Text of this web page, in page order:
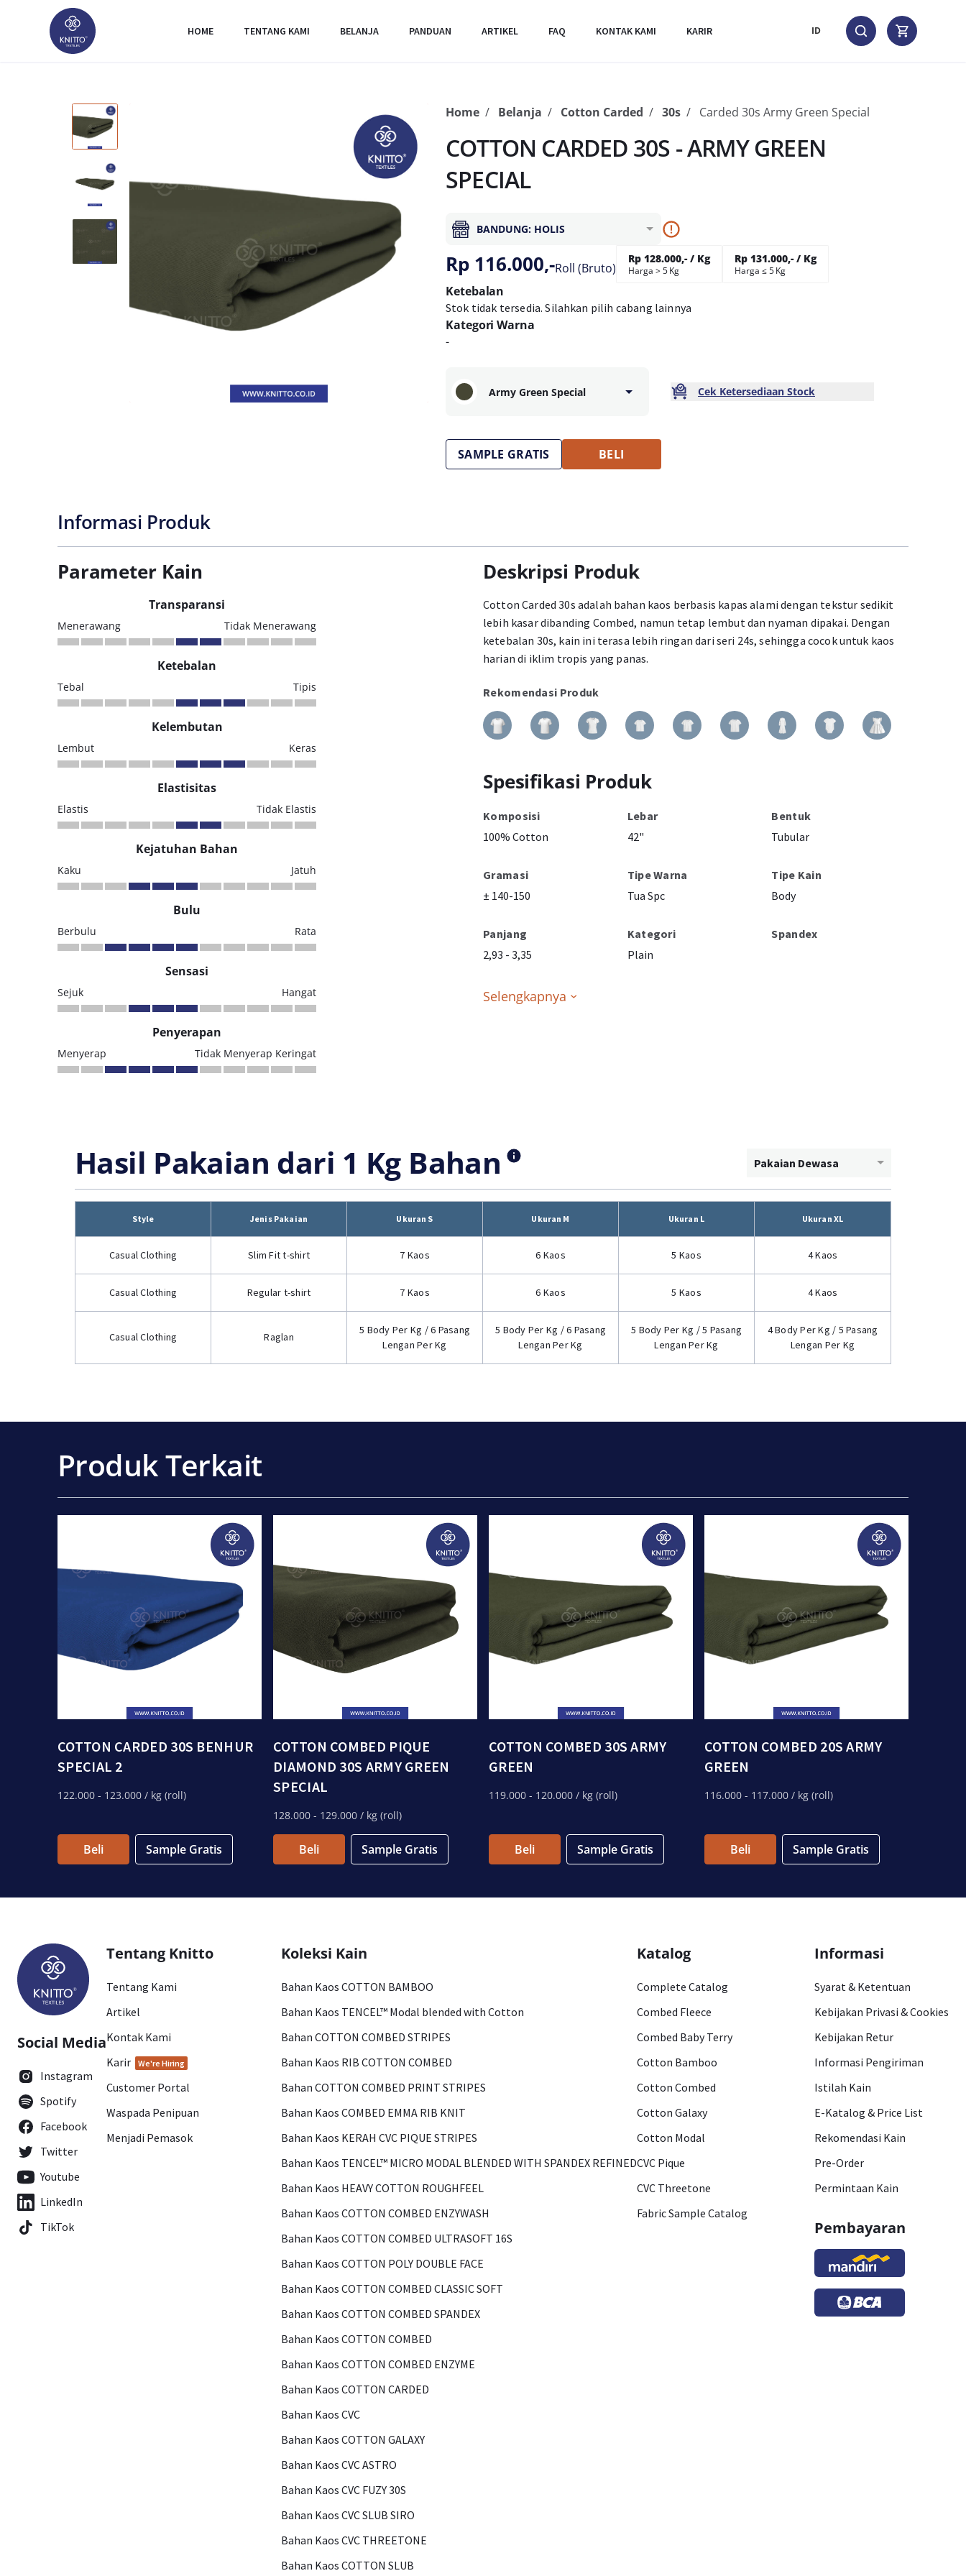
HOME TENTANG KAMI BELANJA PANDUAN ARTIKEL FAQ KONTAK KAMI KARIR ID
Home Belanja Cotton Carded 30s Carded 30s Army Green Special
COTTON CARDED 30S - ARMY GREEN
SPECIAL
BANDUNG: HOLIS
Rp 116.000,-Roll (Bruto)
Rp 128.000,- / Kg
Harga > 5 Kg
Rp 131.000,- / Kg
Harga ≤ 5 Kg
Ketebalan
Stok tidak tersedia. Silahkan pilih cabang lainnya
Kategori Warna
-
Army Green Special Cek Ketersediaan Stock
SAMPLE GRATIS BELI
Informasi Produk
Parameter Kain
Transparansi
Menerawang Tidak Menerawang
Ketebalan
Tebal Tipis
Kelembutan
Lembut Keras
Elastisitas
Elastis Tidak Elastis
Kejatuhan Bahan
Kaku Jatuh
Bulu
Berbulu Rata
Sensasi
Sejuk Hangat
Penyerapan
Menyerap Tidak Menyerap Keringat
Deskripsi Produk
Cotton Carded 30s adalah bahan kaos berbasis kapas alami dengan tekstur sedikit
lebih kasar dibanding Combed, namun tetap lembut dan nyaman dipakai. Dengan
ketebalan 30s, kain ini terasa lebih ringan dari seri 24s, sehingga cocok untuk kaos
harian di iklim tropis yang panas.
Rekomendasi Produk
Spesifikasi Produk
Komposisi
100% Cotton
Lebar
42"
Bentuk
Tubular
Gramasi
± 140-150
Tipe Warna
Tua Spc
Tipe Kain
Body
Panjang
2,93 - 3,35
Kategori
Plain
Spandex
Selengkapnya
Hasil Pakaian dari 1 Kg Bahan Pakaian Dewasa
Style Jenis Pakaian Ukuran S Ukuran M Ukuran L Ukuran XL
Casual Clothing Slim Fit t-shirt 7 Kaos 6 Kaos 5 Kaos 4 Kaos
Casual Clothing Regular t-shirt 7 Kaos 6 Kaos 5 Kaos 4 Kaos
Casual Clothing Raglan
5 Body Per Kg / 6 Pasang
Lengan Per Kg
5 Body Per Kg / 6 Pasang
Lengan Per Kg
5 Body Per Kg / 5 Pasang
Lengan Per Kg
4 Body Per Kg / 5 Pasang
Lengan Per Kg
Produk Terkait
COTTON CARDED 30S BENHUR
SPECIAL 2
122.000 - 123.000 / kg (roll)
Beli Sample Gratis
COTTON COMBED PIQUE
DIAMOND 30S ARMY GREEN
SPECIAL
128.000 - 129.000 / kg (roll)
Beli Sample Gratis
COTTON COMBED 30S ARMY
GREEN
119.000 - 120.000 / kg (roll)
Beli Sample Gratis
COTTON COMBED 20S ARMY
GREEN
116.000 - 117.000 / kg (roll)
Beli Sample Gratis
Social Media
Instagram
Spotify
Facebook
Twitter
Youtube
LinkedIn
TikTok
Tentang Knitto
Tentang Kami
Artikel
Kontak Kami
Karir
We're Hiring
Customer Portal
Waspada Penipuan
Menjadi Pemasok
Koleksi Kain
Bahan Kaos COTTON BAMBOO
Bahan Kaos TENCEL™ Modal blended with Cotton
Bahan COTTON COMBED STRIPES
Bahan Kaos RIB COTTON COMBED
Bahan COTTON COMBED PRINT STRIPES
Bahan Kaos COMBED EMMA RIB KNIT
Bahan Kaos KERAH CVC PIQUE STRIPES
Bahan Kaos TENCEL™ MICRO MODAL BLENDED WITH SPANDEX REFINED
Bahan Kaos HEAVY COTTON ROUGHFEEL
Bahan Kaos COTTON COMBED ENZYWASH
Bahan Kaos COTTON COMBED ULTRASOFT 16S
Bahan Kaos COTTON POLY DOUBLE FACE
Bahan Kaos COTTON COMBED CLASSIC SOFT
Bahan Kaos COTTON COMBED SPANDEX
Bahan Kaos COTTON COMBED
Bahan Kaos COTTON COMBED ENZYME
Bahan Kaos COTTON CARDED
Bahan Kaos CVC
Bahan Kaos COTTON GALAXY
Bahan Kaos CVC ASTRO
Bahan Kaos CVC FUZY 30S
Bahan Kaos CVC SLUB SIRO
Bahan Kaos CVC THREETONE
Bahan Kaos COTTON SLUB
Katalog
Complete Catalog
Combed Fleece
Combed Baby Terry
Cotton Bamboo
Cotton Combed
Cotton Galaxy
Cotton Modal
CVC Pique
CVC Threetone
Fabric Sample Catalog
Informasi
Syarat & Ketentuan
Kebijakan Privasi & Cookies
Kebijakan Retur
Informasi Pengiriman
Istilah Kain
E-Katalog & Price List
Rekomendasi Kain
Pre-Order
Permintaan Kain
Pembayaran